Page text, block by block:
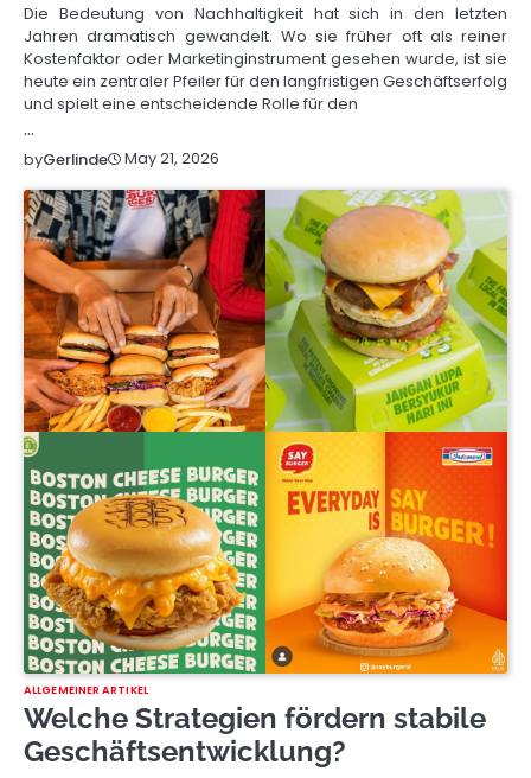
Die Bedeutung von Nachhaltigkeit hat sich in den letzten
Jahren dramatisch gewandelt. Wo sie früher oft als reiner
Kostenfaktor oder Marketinginstrument gesehen wurde, ist sie
heute ein zentraler Pfeiler für den langfristigen Geschäftserfolg
und spielt eine entscheidende Rolle für den
…
byGerlinde May 21, 2026
ALLGEMEINER ARTIKEL
Welche Strategien fördern stabile
Geschäftsentwicklung?